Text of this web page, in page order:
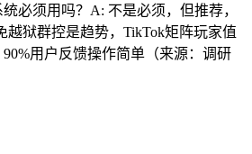
必须用吗？A: 不是必须，但推荐，
越狱群控是趋势，TikTok矩阵玩家值
用户反馈操作简单（来源：调研